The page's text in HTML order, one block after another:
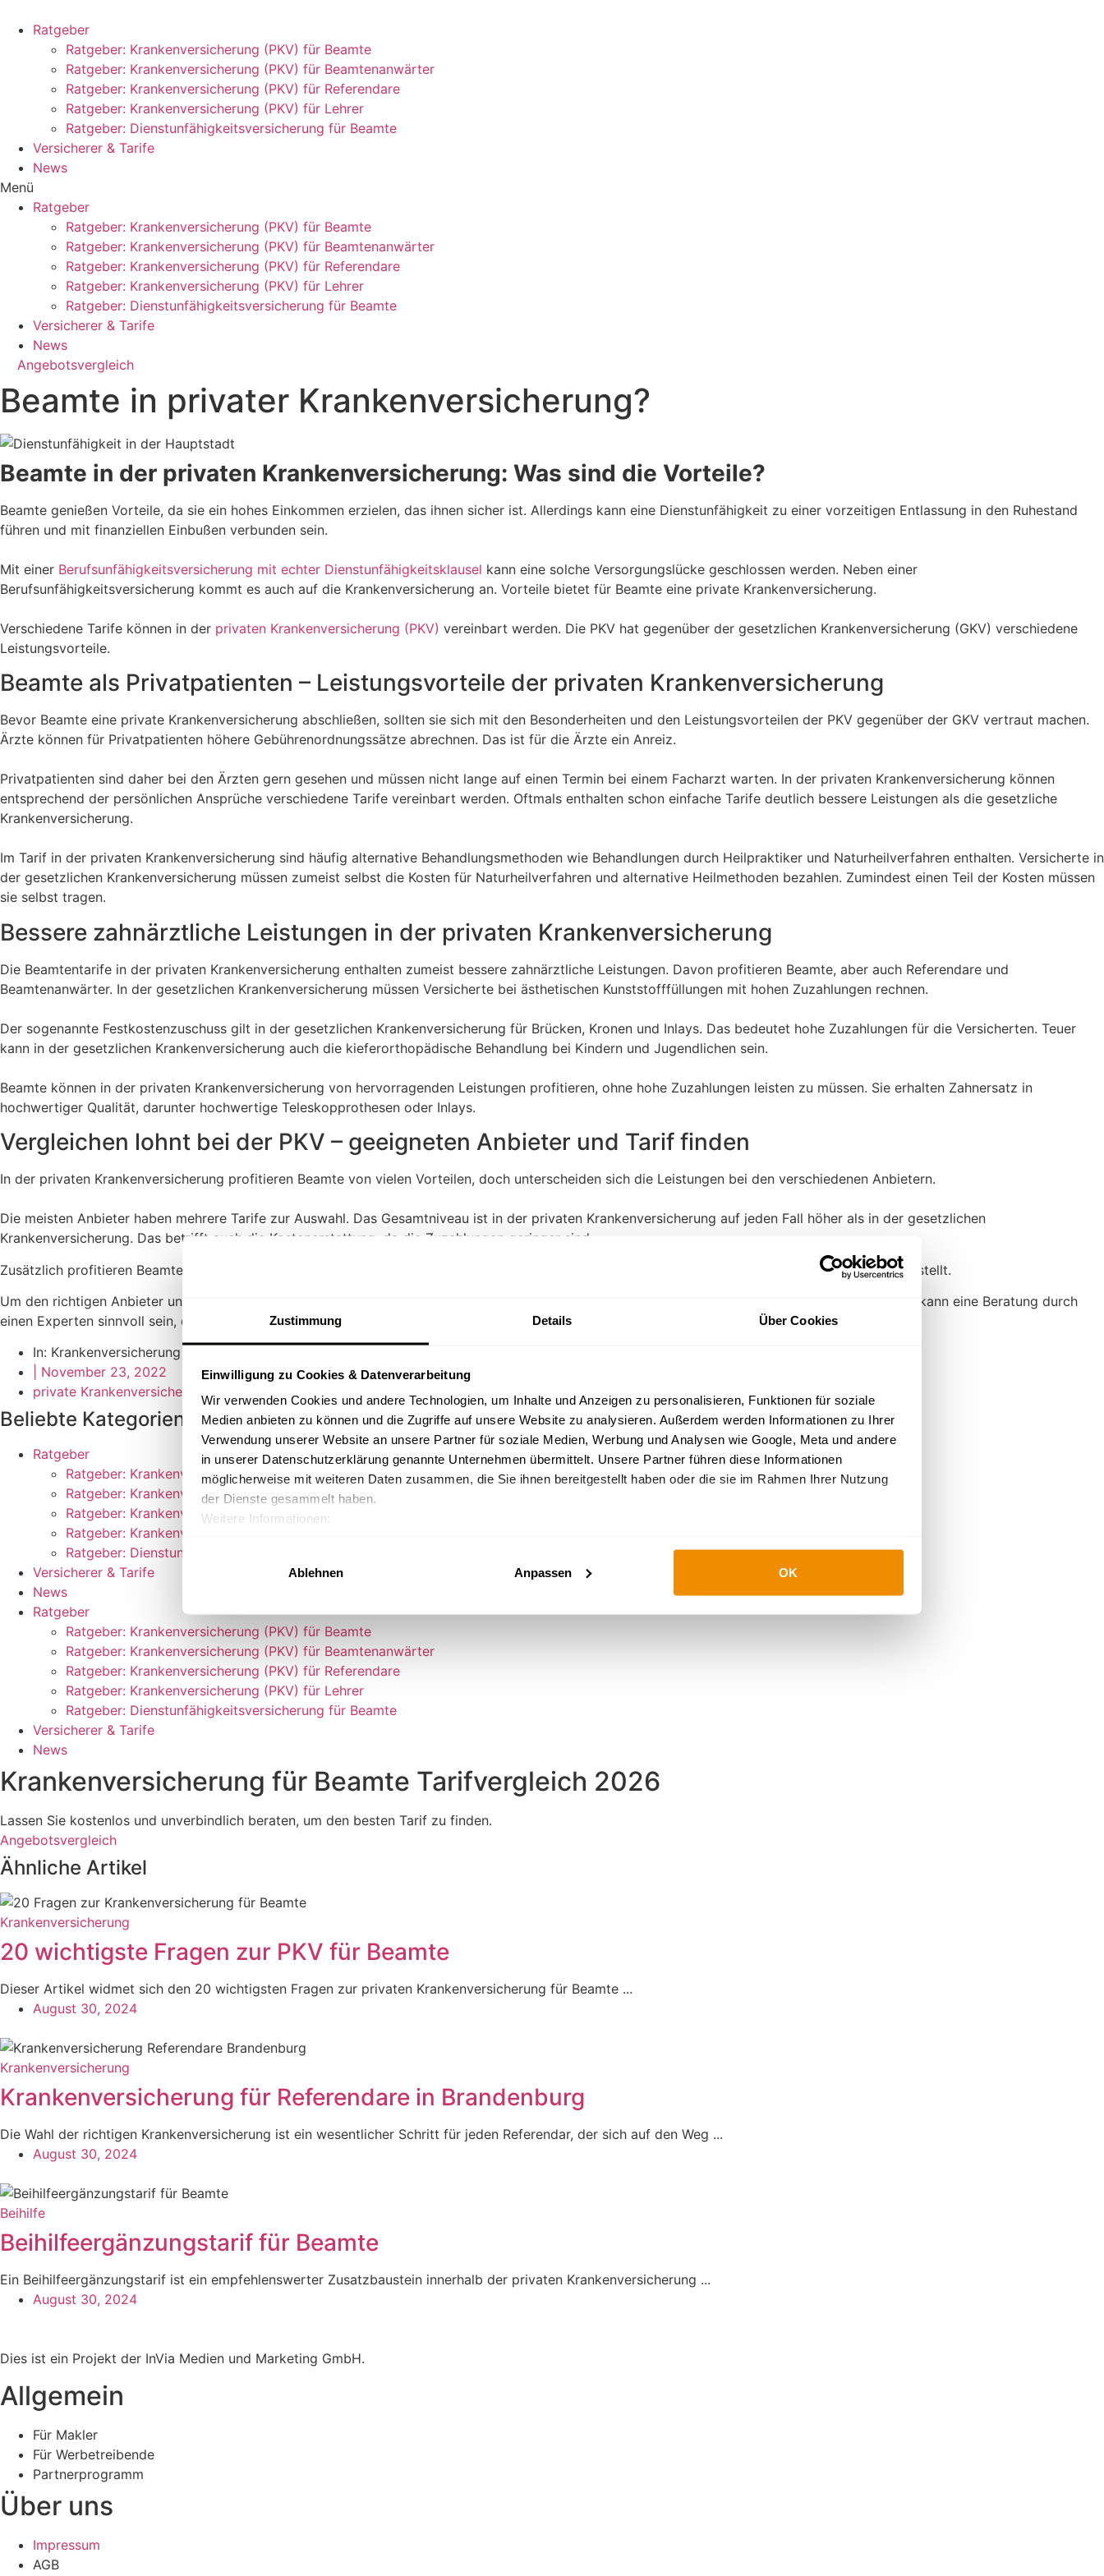
Zustimmung Details Über Cookies
Einwilligung zu Cookies & Datenverarbeitung
Wir verwenden Cookies und andere Technologien, um Inhalte und Anzeigen zu personalisieren, Funktionen für soziale
Medien anbieten zu können und die Zugriffe auf unsere Website zu analysieren. Außerdem werden Informationen zu Ihrer
Verwendung unserer Website an unsere Partner für soziale Medien, Werbung und Analysen wie Google, Meta und andere
in unserer Datenschutzerklärung genannte Unternehmen übermittelt. Unsere Partner führen diese Informationen
möglicherweise mit weiteren Daten zusammen, die Sie ihnen bereitgestellt haben oder die sie im Rahmen Ihrer Nutzung
der Dienste gesammelt haben.
Weitere Informationen:
Ablehnen Anpassen OK
Inhalt
springen
Ratgeber
Ratgeber: Krankenversicherung (PKV) für Beamte
Ratgeber: Krankenversicherung (PKV) für Beamtenanwärter
Ratgeber: Krankenversicherung (PKV) für Referendare
Ratgeber: Krankenversicherung (PKV) für Lehrer
Ratgeber: Dienstunfähigkeitsversicherung für Beamte
Versicherer & Tarife
News
Menü
Ratgeber
Ratgeber: Krankenversicherung (PKV) für Beamte
Ratgeber: Krankenversicherung (PKV) für Beamtenanwärter
Ratgeber: Krankenversicherung (PKV) für Referendare
Ratgeber: Krankenversicherung (PKV) für Lehrer
Ratgeber: Dienstunfähigkeitsversicherung für Beamte
Versicherer & Tarife
News
Angebotsvergleich
Beamte in privater Krankenversicherung?
Beamte in der privaten Krankenversicherung: Was sind die Vorteile?
Beamte genießen Vorteile, da sie ein hohes Einkommen erzielen, das ihnen sicher ist. Allerdings kann eine Dienstunfähigkeit zu einer vorzeitigen Entlassung in den Ruhestand
führen und mit finanziellen Einbußen verbunden sein.
Mit einer Berufsunfähigkeitsversicherung mit echter Dienstunfähigkeitsklausel kann eine solche Versorgungslücke geschlossen werden. Neben einer
Berufsunfähigkeitsversicherung kommt es auch auf die Krankenversicherung an. Vorteile bietet für Beamte eine private Krankenversicherung.
Verschiedene Tarife können in der privaten Krankenversicherung (PKV) vereinbart werden. Die PKV hat gegenüber der gesetzlichen Krankenversicherung (GKV) verschiedene
Leistungsvorteile.
Beamte als Privatpatienten – Leistungsvorteile der privaten Krankenversicherung
Bevor Beamte eine private Krankenversicherung abschließen, sollten sie sich mit den Besonderheiten und den Leistungsvorteilen der PKV gegenüber der GKV vertraut machen.
Ärzte können für Privatpatienten höhere Gebührenordnungssätze abrechnen. Das ist für die Ärzte ein Anreiz.
Privatpatienten sind daher bei den Ärzten gern gesehen und müssen nicht lange auf einen Termin bei einem Facharzt warten. In der privaten Krankenversicherung können
entsprechend der persönlichen Ansprüche verschiedene Tarife vereinbart werden. Oftmals enthalten schon einfache Tarife deutlich bessere Leistungen als die gesetzliche
Krankenversicherung.
Im Tarif in der privaten Krankenversicherung sind häufig alternative Behandlungsmethoden wie Behandlungen durch Heilpraktiker und Naturheilverfahren enthalten. Versicherte in
der gesetzlichen Krankenversicherung müssen zumeist selbst die Kosten für Naturheilverfahren und alternative Heilmethoden bezahlen. Zumindest einen Teil der Kosten müssen
sie selbst tragen.
Bessere zahnärztliche Leistungen in der privaten Krankenversicherung
Die Beamtentarife in der privaten Krankenversicherung enthalten zumeist bessere zahnärztliche Leistungen. Davon profitieren Beamte, aber auch Referendare und
Beamtenanwärter. In der gesetzlichen Krankenversicherung müssen Versicherte bei ästhetischen Kunststofffüllungen mit hohen Zuzahlungen rechnen.
Der sogenannte Festkostenzuschuss gilt in der gesetzlichen Krankenversicherung für Brücken, Kronen und Inlays. Das bedeutet hohe Zuzahlungen für die Versicherten. Teuer
kann in der gesetzlichen Krankenversicherung auch die kieferorthopädische Behandlung bei Kindern und Jugendlichen sein.
Beamte können in der privaten Krankenversicherung von hervorragenden Leistungen profitieren, ohne hohe Zuzahlungen leisten zu müssen. Sie erhalten Zahnersatz in
hochwertiger Qualität, darunter hochwertige Teleskopprothesen oder Inlays.
Vergleichen lohnt bei der PKV – geeigneten Anbieter und Tarif finden
In der privaten Krankenversicherung profitieren Beamte von vielen Vorteilen, doch unterscheiden sich die Leistungen bei den verschiedenen Anbietern.
Die meisten Anbieter haben mehrere Tarife zur Auswahl. Das Gesamtniveau ist in der privaten Krankenversicherung auf jeden Fall höher als in der gesetzlichen
Krankenversicherung. Das betrifft auch die Kostenerstattung, da die Zuzahlungen geringer sind.
Zusätzlich profitieren Beamte in der privaten Krankenversicherung von der gesetzlichen Beihilfe des Dienstherrn, die einen attraktiven Zuschuss darstellt.
Um den richtigen Anbieter und den passenden Tarif in der privaten Krankenversicherung zu finden, sollten Beamte den
nutzen. Zusätzlich kann eine Beratung durch
einen Experten sinnvoll sein, damit Beamte für die private Krankenversicherung den geeigneten Tarif zu wählen.
In: Krankenversicherung
November 23, 2022
private Krankenversicherung
Beliebte Kategorien
Ratgeber
Ratgeber: Krankenversicherung (PKV) für Beamte
Ratgeber: Krankenversicherung (PKV) für Beamtenanwärter
Ratgeber: Krankenversicherung (PKV) für Referendare
Ratgeber: Krankenversicherung (PKV) für Lehrer
Ratgeber: Dienstunfähigkeitsversicherung für Beamte
Versicherer & Tarife
News
Ratgeber
Ratgeber: Krankenversicherung (PKV) für Beamte
Ratgeber: Krankenversicherung (PKV) für Beamtenanwärter
Ratgeber: Krankenversicherung (PKV) für Referendare
Ratgeber: Krankenversicherung (PKV) für Lehrer
Ratgeber: Dienstunfähigkeitsversicherung für Beamte
Versicherer & Tarife
News
Krankenversicherung für Beamte Tarifvergleich 2026
Lassen Sie kostenlos und unverbindlich beraten, um den besten Tarif zu finden.
Angebotsvergleich
Ähnliche Artikel
Krankenversicherung
20 wichtigste Fragen zur PKV für Beamte
Dieser Artikel widmet sich den 20 wichtigsten Fragen zur privaten Krankenversicherung für Beamte ...
August 30, 2024
Krankenversicherung
Krankenversicherung für Referendare in Brandenburg
Die Wahl der richtigen Krankenversicherung ist ein wesentlicher Schritt für jeden Referendar, der sich auf den Weg ...
August 30, 2024
Beihilfe
Beihilfeergänzungstarif für Beamte
Ein Beihilfeergänzungstarif ist ein empfehlenswerter Zusatzbaustein innerhalb der privaten Krankenversicherung ...
August 30, 2024
Dies ist ein Projekt der InVia Medien und Marketing GmbH.
Allgemein
Für Makler
Für Werbetreibende
Partnerprogramm
Über uns
Impressum
AGB